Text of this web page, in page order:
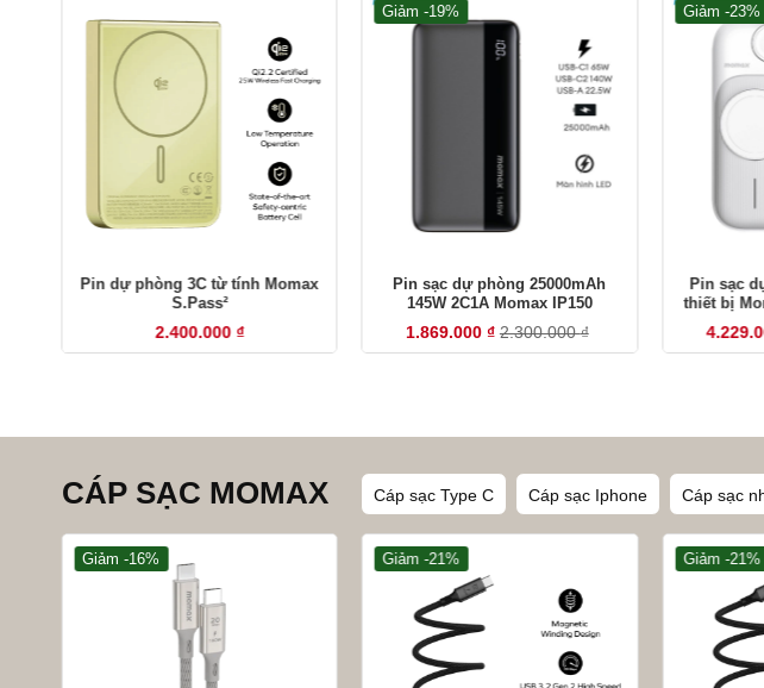
Pin dự phòng 3C từ tính Momax
S.Pass²
2.400.000 ₫
Giảm -19%
Pin sạc dự phòng 25000mAh
145W 2C1A Momax IP150
1.869.000 ₫ 2.300.000₫
Giảm -23%
Pin sạc
thiết bị
CÁP SẠC MOMAX Cáp sạc Type C Cáp sạc Iphone Cáp sạc
Giảm -16% Giảm -21% Giảm -21%